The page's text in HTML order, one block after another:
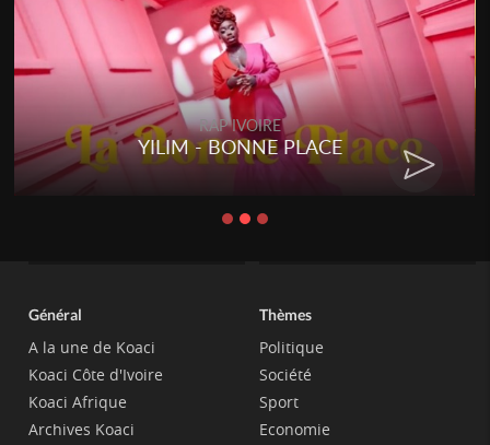
RAP IVOIRE
YILIM - BONNE PLACE
Général
A la une de Koaci
Koaci Côte d'Ivoire
Koaci Afrique
Archives Koaci
Thèmes
Politique
Société
Sport
Economie